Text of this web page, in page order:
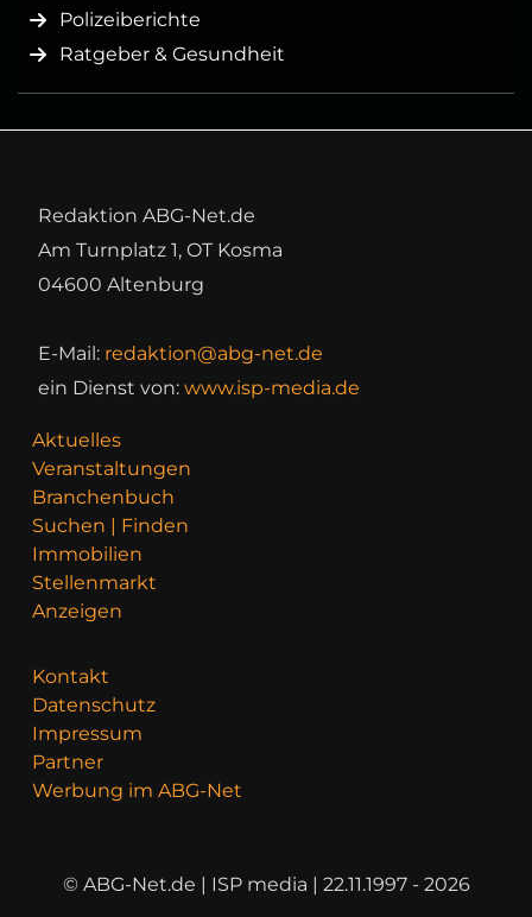
Polizeiberichte
Ratgeber & Gesundheit
Redaktion ABG-Net.de
Am Turnplatz 1, OT Kosma
04600 Altenburg
E-Mail: redaktion@abg-net.de
ein Dienst von: www.isp-media.de
Aktuelles
Veranstaltungen
Branchenbuch
Suchen | Finden
Immobilien
Stellenmarkt
Anzeigen
Kontakt
Datenschutz
Impressum
Partner
Werbung im ABG-Net
© ABG-Net.de | ISP media | 22.11.1997 - 2026